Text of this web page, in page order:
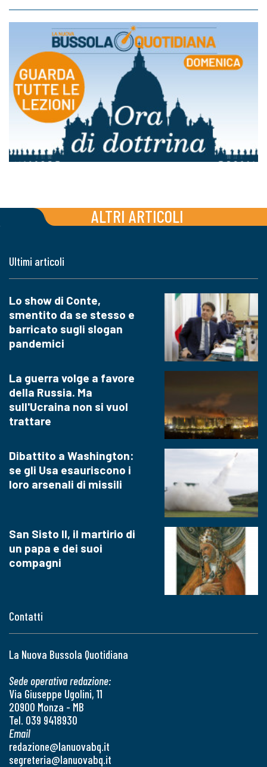
ALTRI ARTICOLI
Contatti
La Nuova Bussola Quotidiana
Sede operativa redazione:
Via Giuseppe Ugolini, 11
20900 Monza - MB
Tel. 039 9418930
Email
redazione@lanuovabq.it
segreteria@lanuovabq.it
Ultimi articoli
Lo show di Conte,
smentito da se stesso e
barricato sugli slogan
pandemici
La guerra volge a favore
della Russia. Ma
sull'Ucraina non si vuol
trattare
Dibattito a Washington:
se gli Usa esauriscono i
loro arsenali di missili
San Sisto II, il martirio di
un papa e dei suoi
compagni